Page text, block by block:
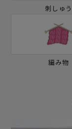
刺しゅう
編み物